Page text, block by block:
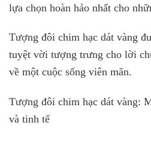
lựa chọn hoàn hảo nhất cho
Tượng đôi chim hạc dát vàng
tuyệt vời tượng trưng cho lời
về một cuộc sống viên mãn.
Tượng đôi chim hạc dát vàng:
và tinh tế